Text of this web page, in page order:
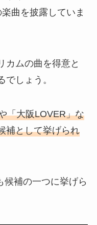
曲を披露していま
カムの曲を得意と
でしょう。
「大阪LOVER」な
補として挙げられ
候補の一つに挙げら